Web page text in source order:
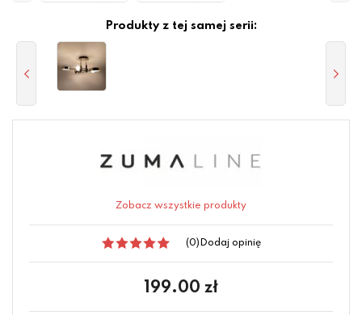
Produkty z tej samej serii:
Zobacz wszystkie produkty
(0) Dodaj opinię
199.00 zł